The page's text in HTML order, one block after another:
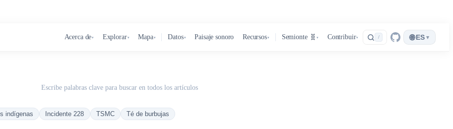
Acerca de▾ Explorar▾ Mapa▾ Datos▾ Paisaje sonoro Recursos▾ Semionte 🧬 ▾ Contribuir▾ / 🌐 ES ▾
Escribe palabras clave para buscar en todos los artículos
indígenas Incidente 228 TSMC Té de burbujas